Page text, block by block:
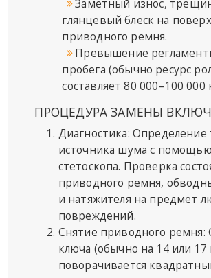
Заметный износ,
глянцевый блеск на
приводного ремня.
Превышение
пробега (обычно ресурс
составляет 80 000–100 000
ПРОЦЕДУРА ЗАМЕНЫ
Диагностика: Определение
источника шума с помощью
стетоскопа. Проверка
приводного ремня,
и натяжителя на предмет
повреждений.
Снятие приводного
ключа (обычно на 14 или
поворачивается